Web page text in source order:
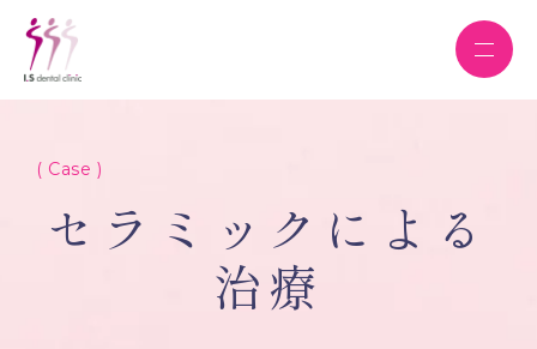
( Case )
セラミックによる
治療